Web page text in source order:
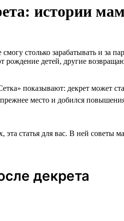
истории
столько зарабатывать и за
детей, другие
показывают: декрет может
место и добился
эта статья для вас. В ней
декрета